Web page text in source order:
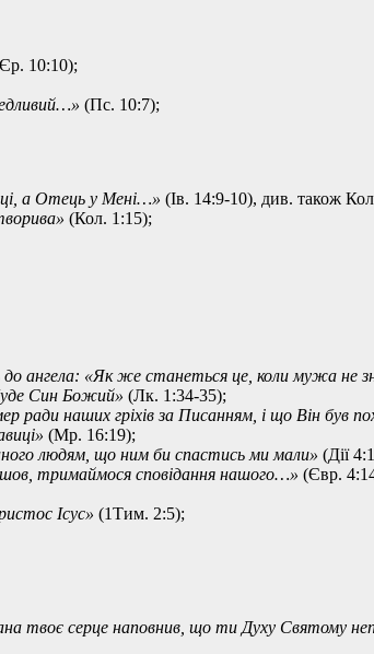
10:10);
(Пс. 10:7);
а Отець у Мені…» (Ів. 14:9-10), див. також
(Кол. 1:15);
до ангела: «Як же станеться це, коли мужа не
Син Божий» (Лк. 1:34-35);
ради наших гріхів за Писанням, і що Він був
(Мр. 16:19);
людям, що ним би спастись ми мали» (Дії
тримаймося сповідання нашого…» (Євр.
Ісус» (1Тим. 2:5);
твоє серце наповнив, що ти Духу Святому